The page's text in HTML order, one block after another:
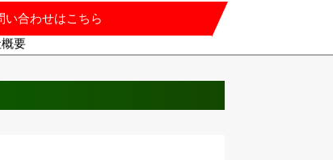
い合わせはこちら
要